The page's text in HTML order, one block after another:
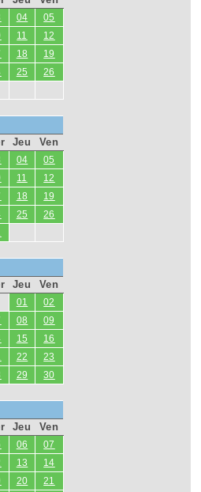
04
05
11
12
18
19
25
26
Jeu Ven
04
05
11
12
18
19
25
26
Jeu Ven
01
02
08
09
15
16
22
23
29 30
Jeu Ven
06
07
13
14
20
21